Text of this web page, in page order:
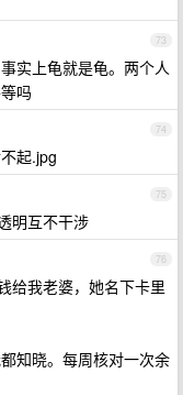
73
实上龟就是龟。两个人
吗
74
起.jpg
75
明互不干涉
76
给我老婆，她名下卡里
知晓。每周核对一次余